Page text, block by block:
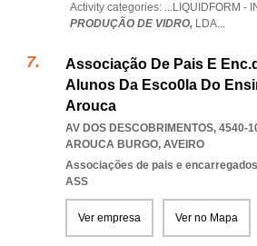
Activity categories: ...LIQUIDFORM -
PRODUÇÃO DE VIDRO, LDA...
Associação De Pais E
Alunos Da Esco0la Do
Arouca
AV DOS DESCOBRIMENTOS, 4540-
AROUCA BURGO, AVEIRO
Associações de pais e
ASS
Ver empresa Ver no Mapa